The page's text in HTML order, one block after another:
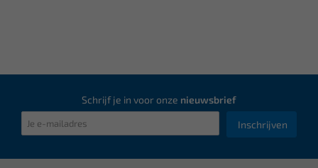
Schrijf je in voor onze nieuwsbrief
Inschrijven